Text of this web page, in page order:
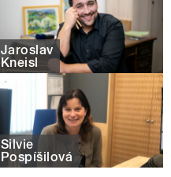
Jaroslav
Kneisl
Silvie
Pospíšilová